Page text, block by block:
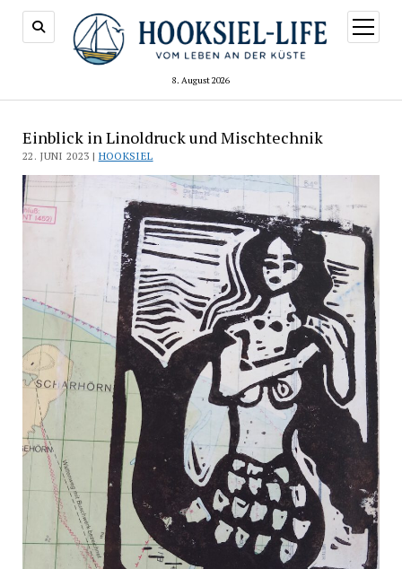
8. August 2026
Menü
öffnen
Einblick in Linoldruck und Mischtechnik
22. JUNI 2023 | HOOKSIEL